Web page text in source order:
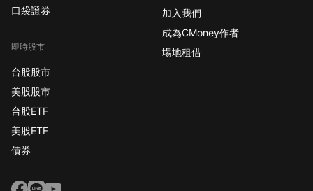
口袋證券
即時股市
台股股市
美股股市
台股ETF
美股ETF
債券
加入我們
成為CMoney作者
場地租借